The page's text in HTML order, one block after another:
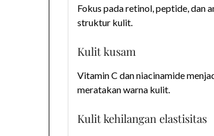
Fokus pada retinol, peptide, dan
struktur kulit.
Kulit kusam
Vitamin C dan niacinamide
meratakan warna kulit.
Kulit kehilangan elastisitas